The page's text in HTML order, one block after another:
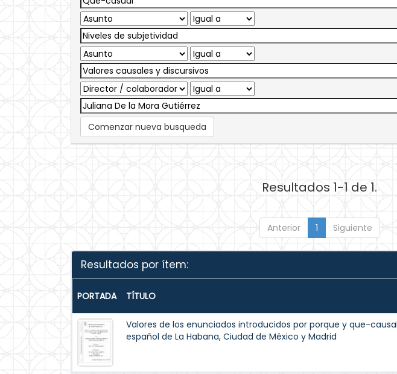
Comenzar nueva busqueda
Resultados 1-1 de 1.
Anterior 1 Siguiente
Resultados por ítem:
PORTADA TÍTULO
Valores de los enunciados introducidos por porque y que-
español de La Habana, Ciudad de México y Madrid